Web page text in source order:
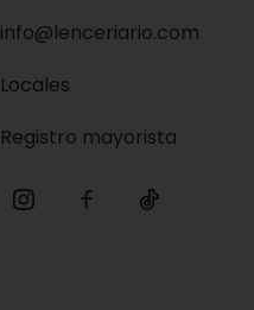
info@lenceriario.com
Locales
Registro mayorista